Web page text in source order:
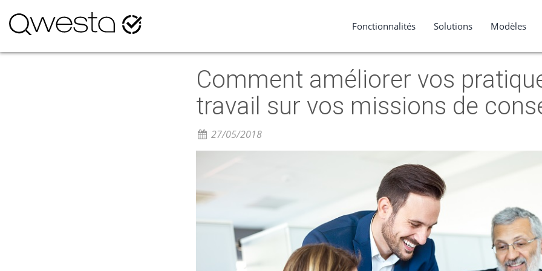
Fonctionnalités Solutions Modèles
Comment améliorer vos
travail sur vos missions de
27/05/2018